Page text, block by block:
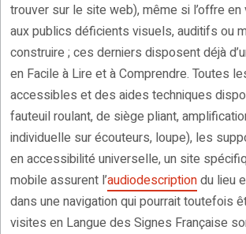
trouver sur le site web), même si l’offre
aux publics déficients visuels, auditifs ou
construire ; ces derniers disposent déjà
en Facile à Lire et à Comprendre. Toutes
accessibles et des aides techniques
fauteuil roulant, de siège pliant,
individuelle sur écouteurs, loupe), les
en accessibilité universelle, un site
mobile assurent l’audiodescriptiondu lieu
dans une navigation qui pourrait toutefois
visites en Langue des Signes Française